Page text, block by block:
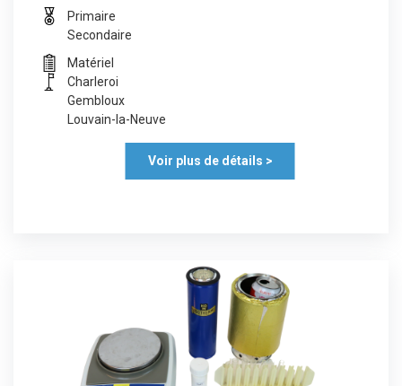
Primaire
Secondaire
Matériel
Charleroi
Gembloux
Louvain-la-Neuve
Voir plus de détails >